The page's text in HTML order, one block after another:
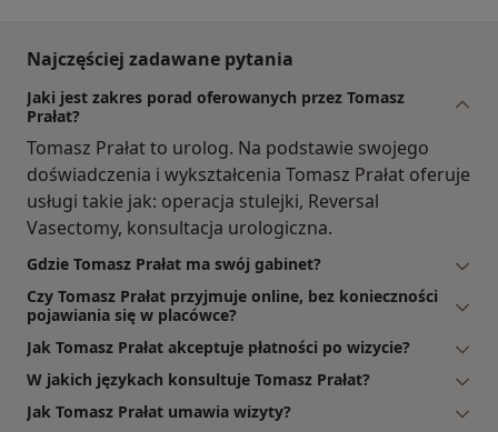
Najczęściej zadawane pytania
Jaki jest zakres porad oferowanych przez Tomasz
Prałat?
Tomasz Prałat to urolog. Na podstawie swojego
doświadczenia i wykształcenia Tomasz Prałat oferuje
usługi takie jak: operacja stulejki, Reversal
Vasectomy, konsultacja urologiczna.
Gdzie Tomasz Prałat ma swój gabinet?
Czy Tomasz Prałat przyjmuje online, bez konieczności
pojawiania się w placówce?
Jak Tomasz Prałat akceptuje płatności po wizycie?
W jakich językach konsultuje Tomasz Prałat?
Jak Tomasz Prałat umawia wizyty?